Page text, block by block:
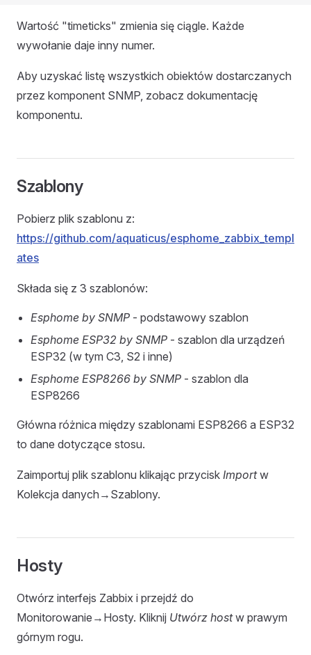
Wartość "timeticks" zmienia się ciągle. Każde
wywołanie daje inny numer.
Aby uzyskać listę wszystkich obiektów dostarczanych
przez komponent SNMP, zobacz dokumentację
komponentu.
Szablony
Pobierz plik szablonu z:
https://github.com/aquaticus/esphome_zabbix_templ
ates
Składa się z 3 szablonów:
Esphome by SNMP - podstawowy szablon
Esphome ESP32 by SNMP - szablon dla urządzeń
ESP32 (w tym C3, S2 i inne)
Esphome ESP8266 by SNMP - szablon dla
ESP8266
Główna różnica między szablonami ESP8266 a ESP32
to dane dotyczące stosu.
Zaimportuj plik szablonu klikając przycisk Importw
Kolekcja danych→Szablony.
Hosty
Otwórz interfejs Zabbix i przejdź do
Monitorowanie→Hosty. Kliknij Utwórz hostw prawym
górnym rogu.